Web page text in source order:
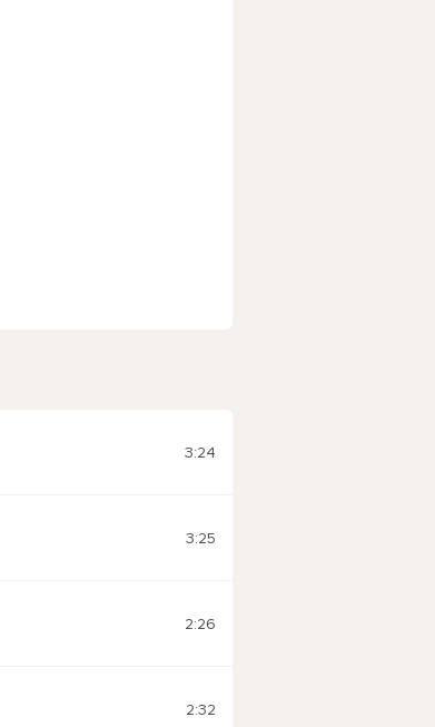
3:24
3:25
2:26
2:32